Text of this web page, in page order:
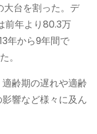
台を割った。デ
前年より80.3万
年から9年間で
。
齢期の遅れや適齢
響など様々に及ん